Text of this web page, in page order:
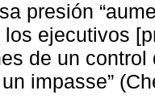
presión
los ejecutivos
de un
impasse”